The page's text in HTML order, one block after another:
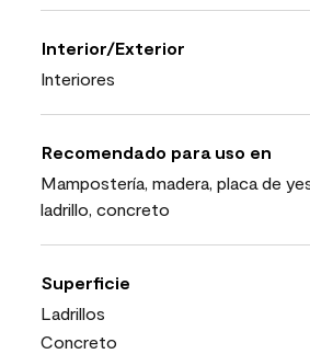
Interior/Exterior
Interiores
Recomendado para uso en
Mampostería, madera, placa de
ladrillo, concreto
Superficie
Ladrillos
Concreto